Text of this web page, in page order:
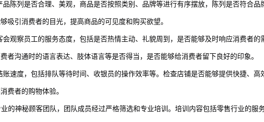
品陈列是否合理、美观，商品是否按照类别、品牌等进行有序摆放，陈列是否符合品
吸引消费者的目光，提高商品的可见度和购买欲望。
会观察员工的服务态度，包括是否热情主动、礼貌周到，是否能够及时响应消费者的
者沟通时的语言表达、肢体语言等是否得当，是否能够给消费者留下良好的印象。
账速度，包括排队等待时间、收银员的操作效率等。检查店铺是否能够提供快捷、高
费者的购物体验。
业的神秘顾客团队，团队成员经过严格筛选和专业培训。培训内容包括零售行业的服